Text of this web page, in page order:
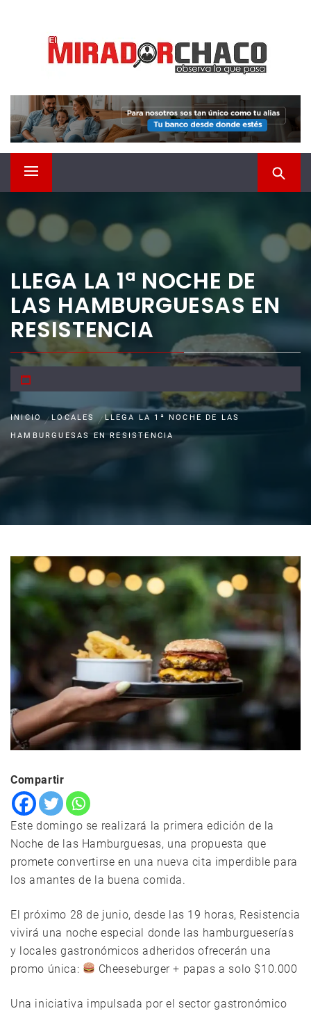
contenido
EL MIRADOR CHACO
Observá lo que pasa
Menú
LLEGA LA 1ª NOCHE DE
LAS HAMBURGUESAS EN
RESISTENCIA
INICIO LOCALES
LLEGA LA 1ª NOCHE DE LAS
HAMBURGUESAS EN RESISTENCIA
Compartir
Este domingo se realizará la primera edición de la
Noche de las Hamburguesas, una propuesta que
promete convertirse en una nueva cita imperdible para
los amantes de la buena comida.
El próximo 28 de junio, desde las 19 horas, Resistencia
vivirá una noche especial donde las hamburgueserías
y locales gastronómicos adheridos ofrecerán una
promo única:
Cheeseburger + papas a solo $10.000
Una iniciativa impulsada por el sector gastronómico